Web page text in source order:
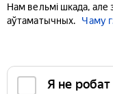
Нам вельмі шкада,
аўтаматычных.
Чаму
Я не робат